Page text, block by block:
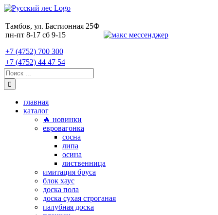
Skip
content
Тамбов, ул. Бастионная 25Ф
пн-пт 8-17 сб 9-15
+7 (4752) 700 300
+7 (4752) 44 47 54
Поиск:
главная
каталог
🔥 новинки
евровагонка
сосна
липа
осина
лиственница
имитация бруса
блок хаус
доска пола
доска сухая строганая
палубная доска